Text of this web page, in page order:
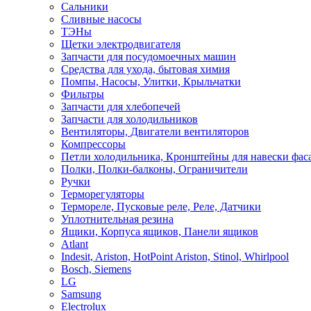
Сальники
Сливные насосы
ТЭНы
Щетки электродвигателя
Запчасти для посудомоечных машин
Средства для ухода, бытовая химия
Помпы, Насосы, Улитки, Крыльчатки
Фильтры
Запчасти для хлебопечей
Запчасти для холодильников
Вентиляторы, Двигатели вентиляторов
Компрессоры
Петли холодильника, Кронштейны для навески
Полки, Полки-балконы, Ограничители
Ручки
Терморегуляторы
Термореле, Пусковые реле, Реле, Датчики
Уплотнительная резина
Ящики, Корпуса ящиков, Панели ящиков
Atlant
Indesit, Ariston, HotPoint Ariston, Stinol, Whirlpool
Bosch, Siemens
LG
Samsung
Electrolux